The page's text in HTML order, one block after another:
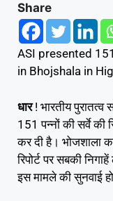
Share
ASI presented
in Bhojshala in
धार! भारतीय पुरातत्व
151 पन्नों की सर्वे की
कर दी है। भोजशाला
रिपोर्ट पर सबकी
इस मामले की सुनवाई